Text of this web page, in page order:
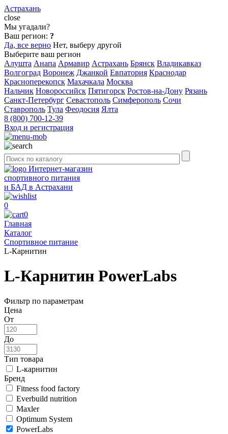
Астрахань
close
Мы угадали?
Ваш регион: ?
Да, все верно Нет, выберу другой
Выберите ваш регион
Алушта Анапа Армавир Астрахань Брянск Владикавказ
Волгоград Воронеж Джанкой Евпатория Краснодар
Красноперекопск Махачкала Москва
Нальчик Новороссийск Пятигорск Ростов-на-Дону Рязань
Санкт-Петербург Севастополь Симферополь Сочи
Ставрополь Тула Феодосия Ялта
8 (800) 700-12-39
Вход и регистрация
Интернет-магазин
спортивного питания
и БАД в Астрахани
0
0
Главная
Каталог
Спортивное питание
L-Карнитин
L-Карнитин PowerLabs
Фильтр по параметрам
Цена
От
До
Тип товара
L-карнитин
Бренд
Fitness food factory
Everbuild nutrition
Maxler
Optimum System
PowerLabs